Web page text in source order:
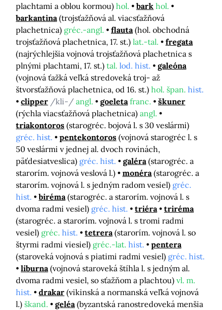
plachtami a oblou kormou) hol. bark hol.
barkantina (trojsťažňová al. viacsťažňová
plachetnica) gréc.-angl. flauta (hol. obchodná
trojsťažňová plachetnica, 17. st.) lat.-tal.
fregata
(najrýchlejšia vojnová trojsťažňová plachetnica s
plnými plachtami, 17. st.) tal. lod. hist.
galeóna
(vojnová ťažká veľká stredoveká troj- až
štvorsťažňová plachetnica, od 16. st.) hol. špan. hist.
clipper /kli-/ angl. goeleta franc.
škuner
(rýchla viacsťažňová plachetnica) angl.
triakontoros (starogréc. bojová l. s 30 veslármi)
gréc. hist.
pentekontoros (vojnová starogréc l. s
50 veslármi v jednej al. dvoch rovinách,
päťdesiatveslica) gréc. hist. galéra (starogréc. a
starorím. vojnová veslová l.)
monéra (starogréc. a
starorím. vojnová l. s jedným radom vesiel) gréc.
hist.
biréma (starogréc. a starorím. vojnová l. s
dvoma radmi vesiel) gréc. hist. triéra
triréma
(starogréc. a starorím. vojnová l. s tromi radmi
vesiel) gréc. hist. tetrera (starorím. vojnová l. so
štyrmi radmi viesiel) gréc.-lat. hist.
pentera
(staroveká vojnová s piatimi radmi vesiel) gréc. hist.
liburna (vojnová staroveká štíhla l. s jedným al.
dvoma radmi vesiel, so sťažňom a plachtou) vl. m.
hist.
drakar (vikinská a normanská veľká vojnová
l.) škand. geléa (byzantská ranostredoveká menšia